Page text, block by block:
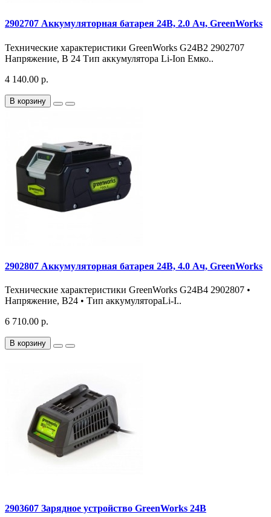
2902707 Аккумуляторная батарея 24В, 2.0 Ач, GreenWorks
Технические характеристики GreenWorks G24B2 2902707
Напряжение, В 24 Тип аккумулятора Li-Ion Емко..
4 140.00 р.
В корзину
2902807 Аккумуляторная батарея 24В, 4.0 Ач, GreenWorks
Технические характеристики GreenWorks G24B4 2902807 •
Напряжение, В24 • Тип аккумулятораLi-I..
6 710.00 р.
В корзину
2903607 Зарядное устройство GreenWorks 24B